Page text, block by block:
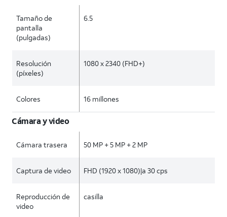
Tamaño de
pantalla
(pulgadas)
6.5
Resolución
(píxeles)
1080 x 2340 (FHD+)
Colores 16 millones
Cámara y video
Cámara trasera 50 MP + 5 MP + 2 MP
Captura de video FHD (1920 x 1080)|a 30 cps
Reproducción de
video
casilla